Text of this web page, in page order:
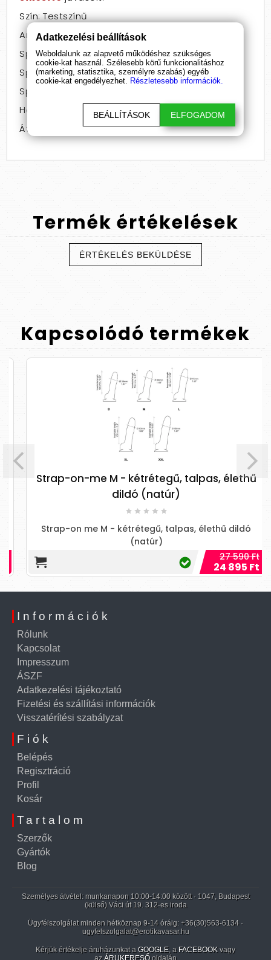
Szín: Testszínű
Anyag: PVC
Speciális jellemző: herés
Speciális jellemző: letapasztható
Speciális jellemző: vízálló
Hossz: 16 - 20
Átmérő: 3,5 - 3,9
Termék értékelések
ÉRTÉKELÉS BEKÜLDÉSE
Kapcsolódó termékek
Strap-on-me M - kétrétegű, talpas, élethű
dildó (natúr)
Strap-on me M - kétrétegű, talpas, élethű dildó
(natúr)
27 590 Ft
24 895 Ft
Információk
Rólunk
Kapcsolat
Impresszum
ÁSZF
Adatkezelési tájékoztató
Fizetési és szállítási információk
Visszatérítési szabályzat
Fiók
Belépés
Regisztráció
Profil
Kosár
Tartalom
Szerzők
Gyártók
Blog
Személyes átvétel: munkanapon 10:00-14:00 között · 1047, Budapest
(külső) Váci út 19. 312-es iroda
Ügyfélszolgálat minden hétköznap 9-14 óráig: +36(30)563-6134 ·
ugyfelszolgalat@erotikavasar.hu
Kérjük értékelje áruházunkat a GOOGLE, a FACEBOOK vagy
az ÁRUKERESŐ oldalán
Adatkezelési beállítások
Weboldalunk az alapvető működéshez szükséges
cookie-kat használ. Szélesebb körű funkcionalitáshoz
(marketing, statisztika, személyre szabás) egyéb
cookie-kat engedélyezhet. Részletesebb információk.
BEÁLLÍTÁSOK ELFOGADOM